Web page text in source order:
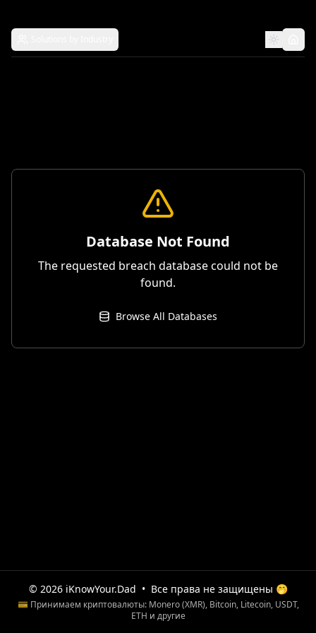
Database Not Found
The requested breach database could not be
found.
Browse All Databases
© 2026 iKnowYour.Dad • Все права не защищены 🤭
💳 Принимаем криптовалюты: Monero (XMR), Bitcoin, Litecoin, USDT,
ETH и другие